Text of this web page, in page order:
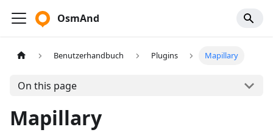
OsmAnd
Benutzerhandbuch Plugins Mapillary
On this page
Mapillary